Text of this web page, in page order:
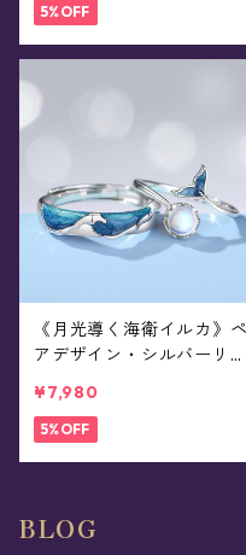
5%OFF
《月光導く海衛イルカ》ペ
アデザイン・シルバーリン
¥7,980
5%OFF
BLOG